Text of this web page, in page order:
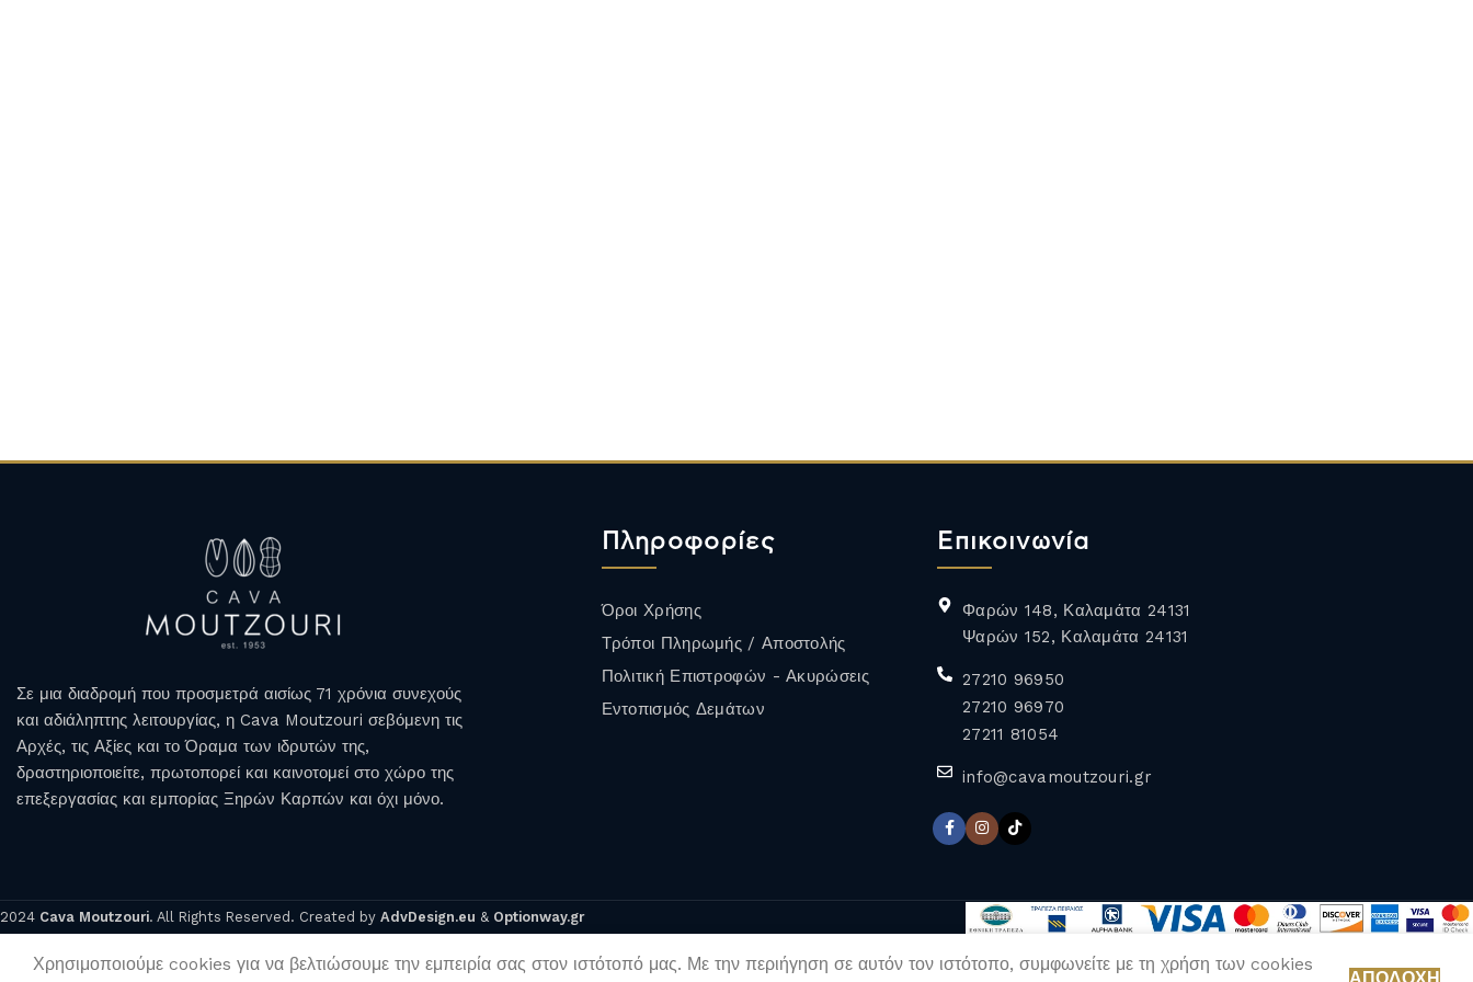
ΛΕΥΚΟΣ
Σε μια διαδρομή που προσμετρά αισίως 71 χρόνια συνεχούς
και αδιάληπτης λειτουργίας, η Cava Moutzouri σεβόμενη τις
Αρχές, τις Αξίες και το Όραμα των ιδρυτών της,
δραστηριοποιείτε, πρωτοπορεί και καινοτομεί στο χώρο της
επεξεργασίας και εμπορίας Ξηρών Καρπών και όχι μόνο.
Πληροφορίες
Όροι Χρήσης
Τρόποι Πληρωμής / Αποστολής
Πολιτική Επιστροφών - Ακυρώσεις
Εντοπισμός Δεμάτων
Επικοινωνία
Φαρών 148, Καλαμάτα 24131
Ψαρών 152, Καλαμάτα 24131
27210 96950
27210 96970
27211 81054
info@cavamoutzouri.gr
2024 Cava Moutzouri. All Rights Reserved. Created by AdvDesign.eu & Optionway.gr
Χρησιμοποιούμε cookies για να βελτιώσουμε την εμπειρία σας στον ιστότοπό μας. Με την περιήγηση σε αυτόν τον ιστότοπο, συμφωνείτε με τη χρήση των cookies
ΑΠΟΔΟΧΉ